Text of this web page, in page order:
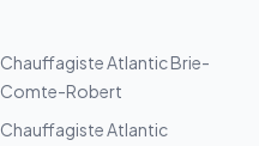
ChauffagisteAtlanticBrie-
Comte-Robert
ChauffagisteAtlantic